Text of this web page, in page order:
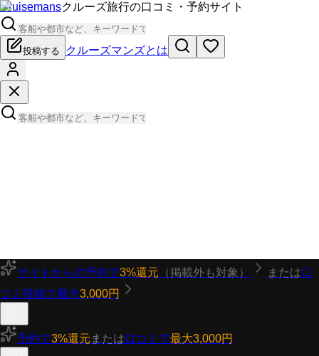
Cruisemansクルーズ旅行の口コミ・予約サイト
投稿する クルーズマンズとは
サイトからの予約で3%還元 （掲載外も対象） または口
コミ投稿で最大3,000円
予約で3%還元 または口コミで最大3,000円